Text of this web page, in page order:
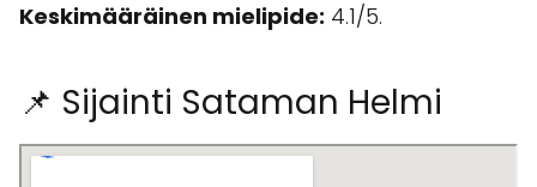
Keskimääräinen mielipide: 4.1/5.
📌 Sijainti Sataman Helmi